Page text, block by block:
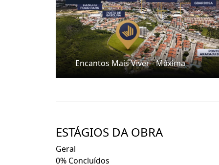
Sujeito à análise de crédito e
Encantos Mais Viver - Máxima
ESTÁGIOS DA OBRA
Geral
0% Concluídos